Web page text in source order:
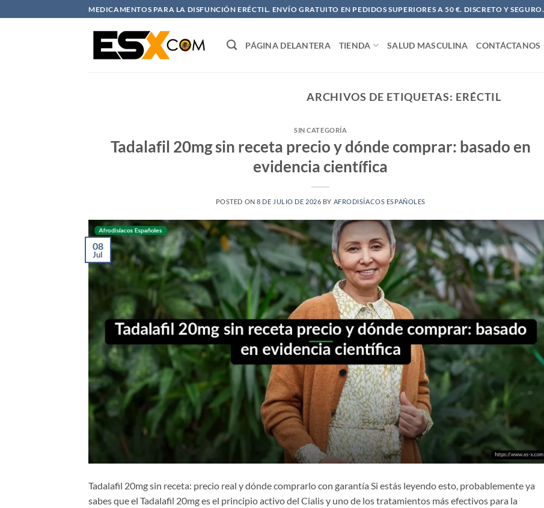
al
MEDICAMENTOS PARA LA DISFUNCIÓN ERÉCTIL. ENVÍO GRATUITO EN PEDIDOS SUPERIORES A 50 €. DISCRETO Y SEGURO.
PÁGINA DELANTERA TIENDA SALUD MASCULINA CONTÁCTANOS
ARCHIVOS DE ETIQUETAS: ERÉCTIL
SIN CATEGORÍA
Tadalafil 20mg sin receta precio y dónde comprar: basado en
evidencia científica
POSTED ON8 DE JULIO DE 2026 BY AFRODISÍACOS ESPAÑOLES
08
Jul
Tadalafil 20mg sin receta: precio real y dónde comprarlo con garantía Si estás leyendo esto, probablemente ya
sabes que el Tadalafil 20mg es el principio activo del Cialis y uno de los tratamientos más efectivos para la